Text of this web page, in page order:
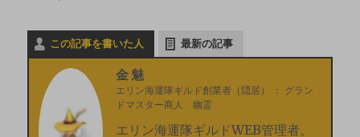
この記事を書いた人 最新の記事
金魅
エリン海運隊ギルド創業者（隠居） ： グラン
ドマスター商人 幽霊
エリン海運隊ギルドWEB管理者。